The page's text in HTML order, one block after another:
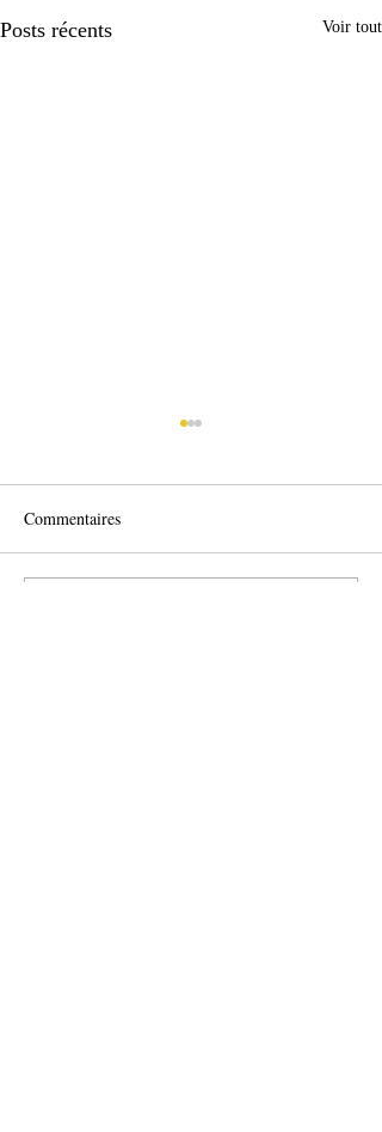
Posts récents Voir tout
Commentaires